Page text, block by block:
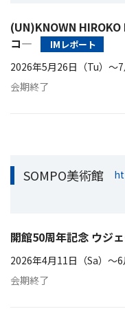
(UN)KNOWN
コ―
IMレポート
2026年5月26日（Tu）〜7
会期終了
SOMPO美術館
開館50周年記念 ウジ
2026年4月11日（Sa）〜6
会期終了